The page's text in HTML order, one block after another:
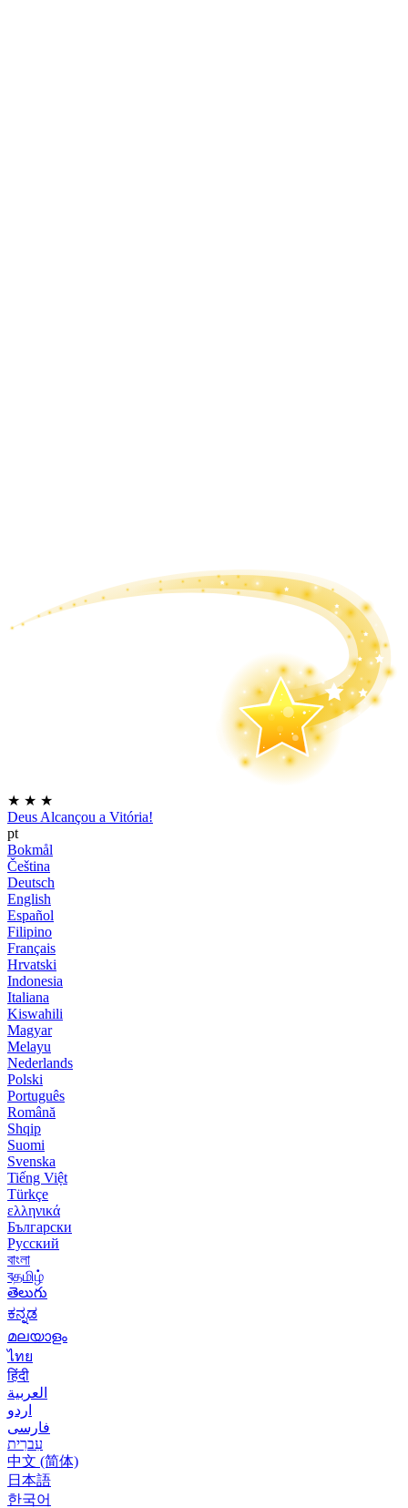
★ ★ ★
Deus Alcançou a Vitória!
pt
Bokmål
Čeština
Deutsch
English
Español
Filipino
Français
Hrvatski
Indonesia
Italiana
Kiswahili
Magyar
Melayu
Nederlands
Polski
Português
Română
Shqip
Suomi
Svenska
Tiếng Việt
Türkçe
ελληνικά
Български
Русский
বাংলা
বதமிழ்
తెలుగు
ಕನ್ನಡ
മലയാളം
ไทย
हिंदी
العربية
اردو
فارسی
עִברִית
中文 (简体)
日本語
한국어